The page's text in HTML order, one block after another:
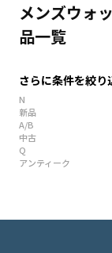
メンズウォ
品一覧
さらに条件を絞り
N
新品
A/B
中古
Q
アンティーク